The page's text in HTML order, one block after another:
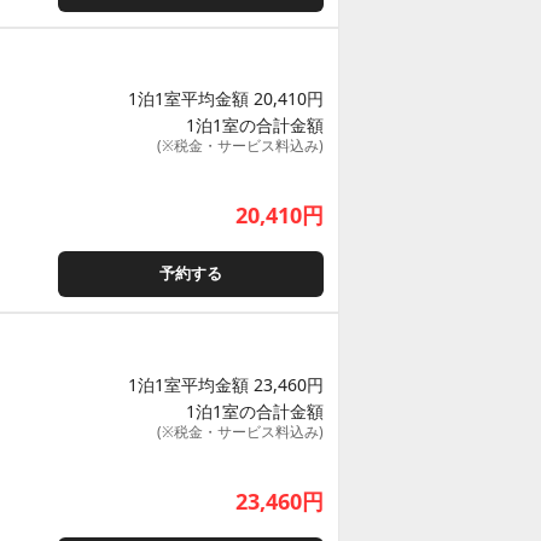
1泊1室平均金額 20,410円
1泊1室の合計金額
(※税金・サービス料込み)
20,410円
予約する
1泊1室平均金額 23,460円
1泊1室の合計金額
(※税金・サービス料込み)
23,460円